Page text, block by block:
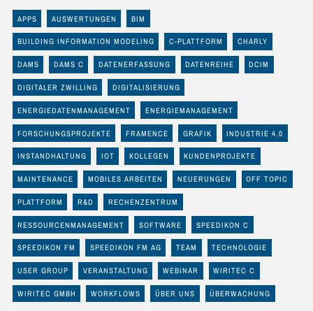
APPS AUSWERTUNGEN BIM
BUILDING INFORMATION MODELING C-PLATTFORM CHARLY
DAMS DAMS C DATENERFASSUNG DATENREIHE DCIM
DIGITALER ZWILLING DIGITALISIERUNG
ENERGIEDATENMANAGEMENT ENERGIEMANAGEMENT
FORSCHUNGSPROJEKTE FRAMENCE GRAFIK INDUSTRIE 4.0
INSTANDHALTUNG IOT KOLLEGEN KUNDENPROJEKTE
MAINTENANCE MOBILES ARBEITEN NEUERUNGEN OFF TOPIC
PLATTFORM R&D RECHENZENTRUM
RESSOURCENMANAGEMENT SOFTWARE SPEEDIKON C
SPEEDIKON FM SPEEDIKON FM AG TEAM TECHNOLOGIE
USER GROUP VERANSTALTUNG WEBINAR WIRITEC C
WIRITEC GMBH WORKFLOWS ÜBER UNS ÜBERWACHUNG